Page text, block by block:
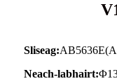
Sliseag:
Neach-labhairt: